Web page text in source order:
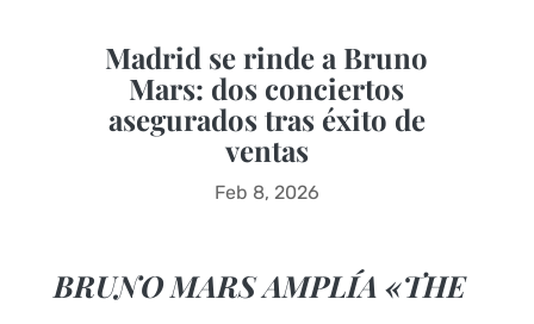
Madrid se rinde a Bruno
Mars: dos conciertos
asegurados tras éxito de
ventas
Feb 8, 2026
BRUNO MARS AMPLÍA «THE